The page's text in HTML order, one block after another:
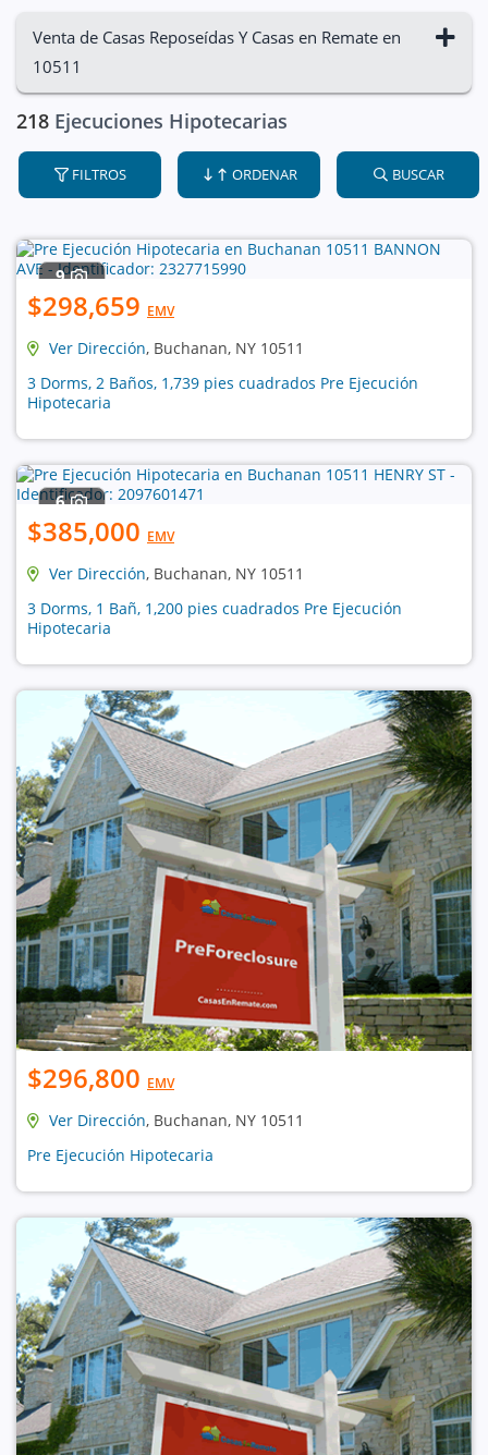
Venta de Casas Reposeídas Y Casas en Remate en
10511
218 Ejecuciones Hipotecarias
FILTROS ORDENAR BUSCAR
9
$298,659 EMV
Ver Dirección, Buchanan, NY 10511
3 Dorms, 2 Baños, 1,739 pies cuadrados Pre Ejecución
Hipotecaria
6
$385,000 EMV
Ver Dirección, Buchanan, NY 10511
3 Dorms, 1 Bañ, 1,200 pies cuadrados Pre Ejecución
Hipotecaria
$296,800 EMV
Ver Dirección, Buchanan, NY 10511
Pre Ejecución Hipotecaria